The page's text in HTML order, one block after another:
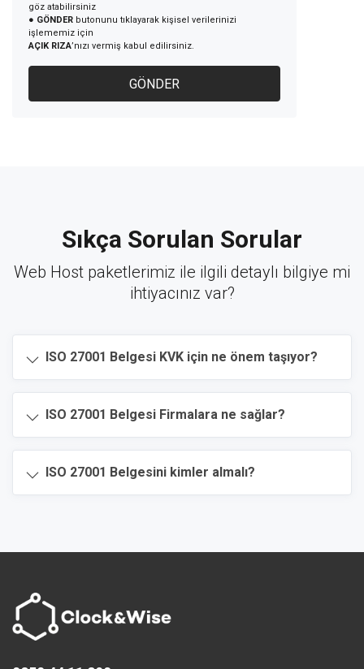
göz atabilirsiniz
● GÖNDER butonunu tıklayarak kişisel verilerinizi
işlememiz için
AÇIK RIZA’nızı vermiş kabul edilirsiniz.
GÖNDER
Sıkça Sorulan Sorular
Web Host paketlerimiz ile ilgili detaylı bilgiye mi
ihtiyacınız var?
ISO 27001 Belgesi KVK için ne önem taşıyor?
ISO 27001 Belgesi Firmalara ne sağlar?
ISO 27001 Belgesini kimler almalı?